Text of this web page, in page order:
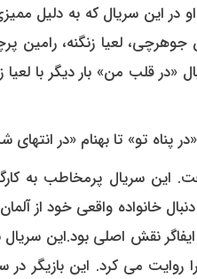
در این سریال که به دلیل
لعیا زنگنه، رامین
قلب من» بار دیگر با لعیا
این سریال پرمخاطب به
خانواده واقعی خود از
نقش اصلی بود.این
می کرد. این بازیگر در